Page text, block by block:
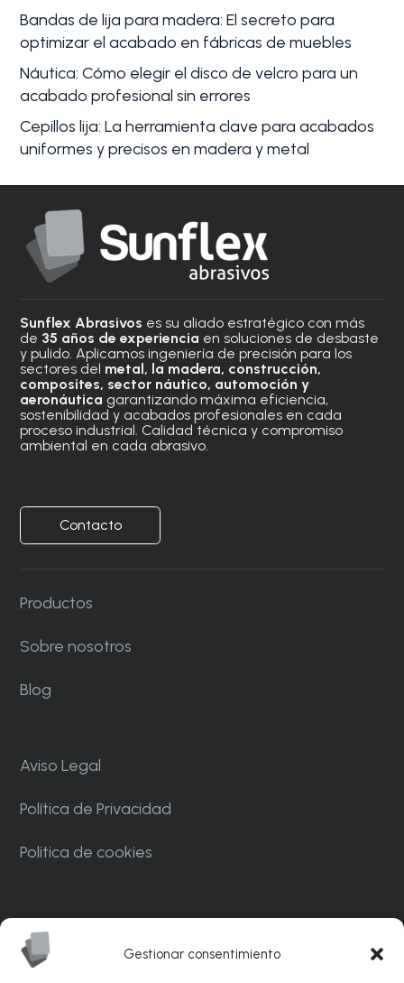
Gestionar consentimiento
Bandas de lija para madera: El secreto para
optimizar el acabado en fábricas de muebles
Náutica: Cómo elegir el disco de velcro para un
acabado profesional sin errores
Cepillos lija: La herramienta clave para acabados
uniformes y precisos en madera y metal
Sunflex Abrasivos es su aliado estratégico con más
de 35 años de experiencia en soluciones de desbaste
y pulido. Aplicamos ingeniería de precisión para los
sectores del metal, la madera, construcción,
composites, sector náutico, automoción y
aeronáutica garantizando máxima eficiencia,
sostenibilidad y acabados profesionales en cada
proceso industrial. Calidad técnica y compromiso
ambiental en cada abrasivo.
Contacto
Productos
Sobre nosotros
Blog
Aviso Legal
Política de Privacidad
Politica de cookies
Industrial CAN MASCARO La Palma de